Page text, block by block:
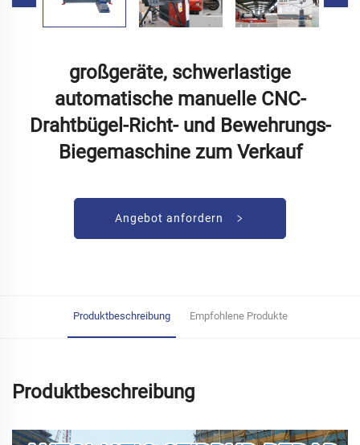
großgeräte, schwerlastige
automatische manuelle CNC-
Drahtbügel-Richt- und Bewehrungs-
Biegemaschine zum Verkauf
Angebot anfordern
Produktbeschreibung Empfohlene Produkte
Produktbeschreibung